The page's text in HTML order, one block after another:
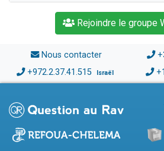
Rejoindre le groupe
Nous contacter
+972.2.37.41.515 Israël